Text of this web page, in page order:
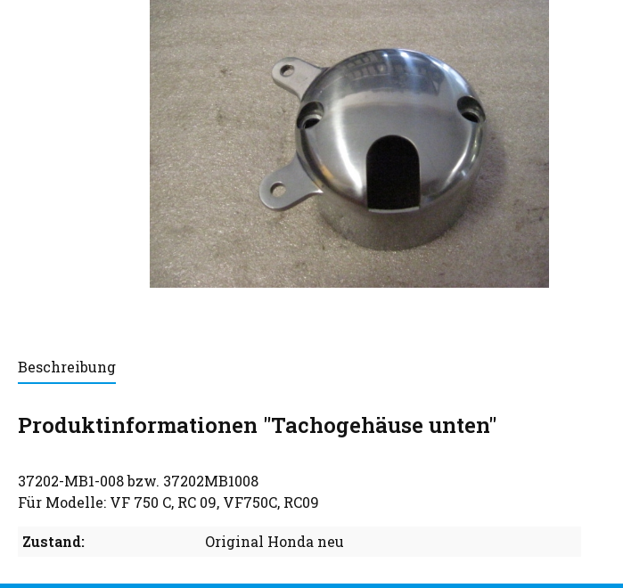
Beschreibung
Produktinformationen "Tachogehäuse unten"
37202-MB1-008 bzw. 37202MB1008
Für Modelle: VF 750 C, RC 09, VF750C, RC09
Zustand: Original Honda neu